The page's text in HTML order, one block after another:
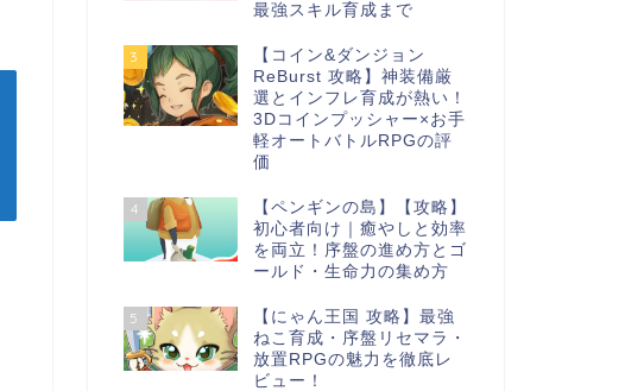
最強スキル育成まで
3
【コイン&ダンジョン
ReBurst 攻略】神装備厳
選とインフレ育成が熱い！
3Dコインプッシャー×お手
軽オートバトルRPGの評
価
4
【ペンギンの島】【攻略】
初心者向け｜癒やしと効率
を両立！序盤の進め方とゴ
ールド・生命力の集め方
5
【にゃん王国 攻略】最強
ねこ育成・序盤リセマラ・
放置RPGの魅力を徹底レ
ビュー！